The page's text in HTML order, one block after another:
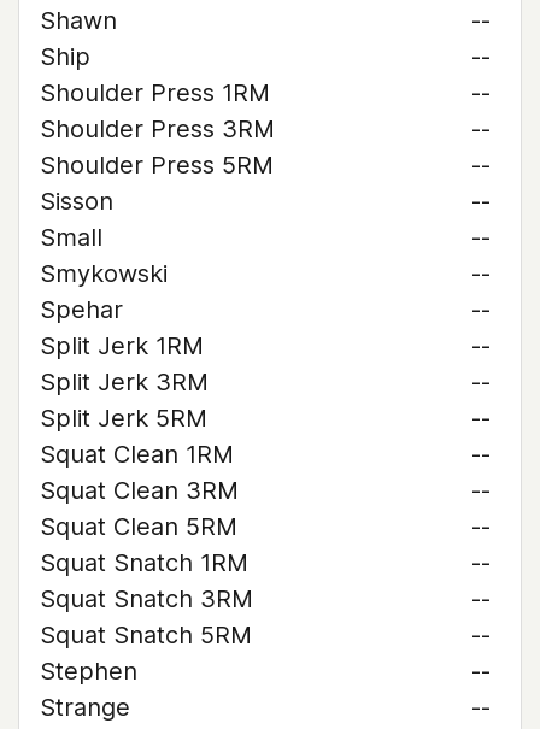
Shawn
--
Ship
--
Shoulder Press 1RM
--
Shoulder Press 3RM
--
Shoulder Press 5RM
--
Sisson
--
Small
--
Smykowski
--
Spehar
--
Split Jerk 1RM
--
Split Jerk 3RM
--
Split Jerk 5RM
--
Squat Clean 1RM
--
Squat Clean 3RM
--
Squat Clean 5RM
--
Squat Snatch 1RM
--
Squat Snatch 3RM
--
Squat Snatch 5RM
--
Stephen
--
Strange
--